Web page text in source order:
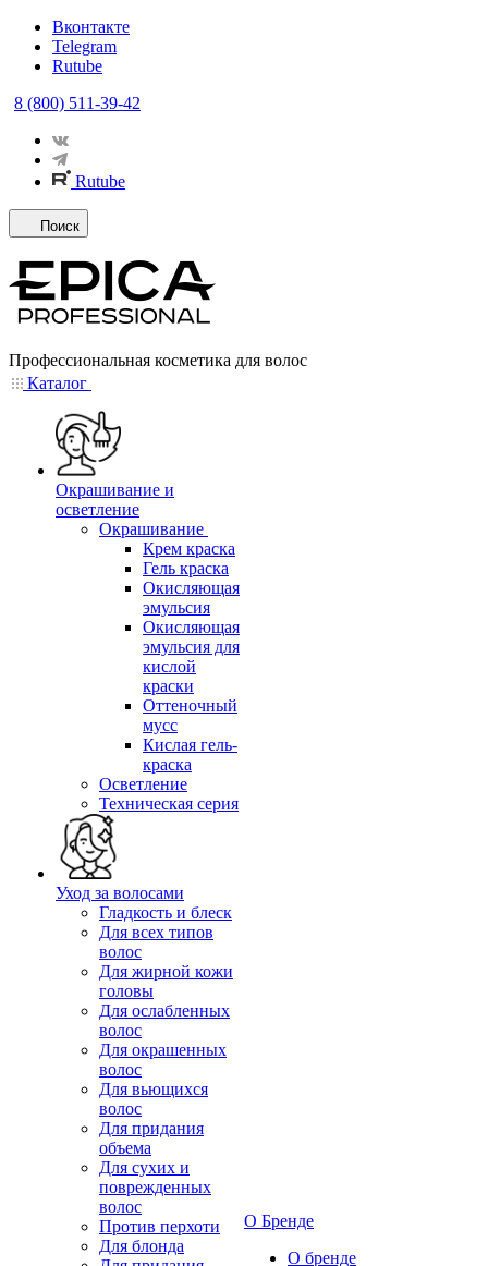
Вконтакте
Telegram
Rutube
8 (800) 511-39-42
Rutube
Поиск
Профессиональная косметика для волос
Каталог
Окрашивание и
осветление
Окрашивание
Крем краска
Гель краска
Окисляющая
эмульсия
Окисляющая
эмульсия для
кислой
краски
Оттеночный
мусс
Кислая гель-
краска
Осветление
Техническая серия
Уход за волосами
Гладкость и блеск
Для всех типов
волос
Для жирной кожи
головы
Для ослабленных
волос
Для окрашенных
волос
Для вьющихся
волос
Для придания
объема
Для сухих и
поврежденных
волос
Против перхоти
Для блонда
О Бренде
О бренде